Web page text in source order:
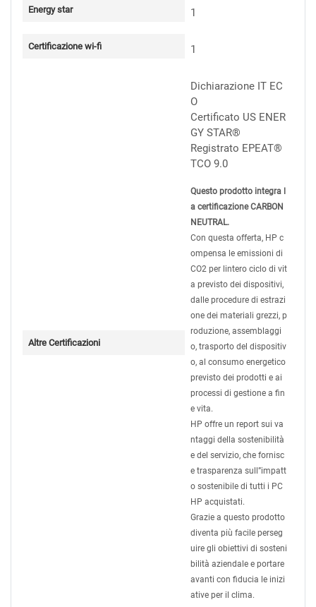
Energy star 1
Certificazione wi-fi 1
Altre Certificazioni
Dichiarazione IT EC
O
Certificato US ENER
GY STAR®
Registrato EPEAT®
TCO 9.0
Questo prodotto integra l
a certificazione CARBON
NEUTRAL.
Con questa offerta, HP c
ompensa le emissioni di
CO2 per lintero ciclo di vit
a previsto dei dispositivi,
dalle procedure di estrazi
one dei materiali grezzi, p
roduzione, assemblaggi
o, trasporto del dispositiv
o, al consumo energetico
previsto dei prodotti e ai
processi di gestione a fin
e vita.
HP offre un report sui va
ntaggi della sostenibilità
e del servizio, che fornisc
e trasparenza sull”impatt
o sostenibile di tutti i PC
HP acquistati.
Grazie a questo prodotto
diventa più facile perseg
uire gli obiettivi di sosteni
bilità aziendale e portare
avanti con fiducia le inizi
ative per il clima.